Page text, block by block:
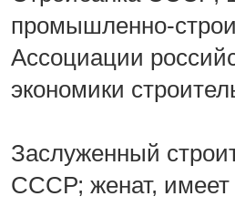
промышленно-
Ассоциации
экономики
Заслуженный
СССР; женат, имеет